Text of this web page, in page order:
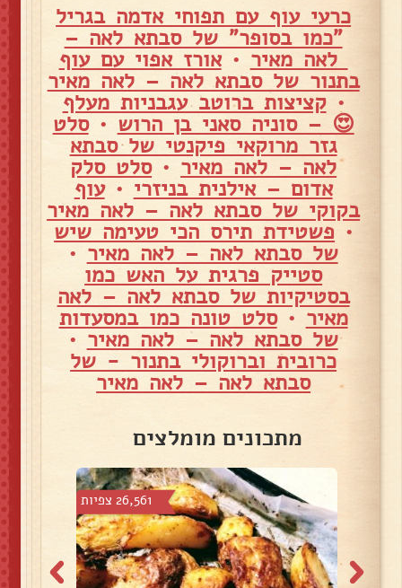
כרעי עוף עם תפוחי אדמה בגריל
"כמו בסופר" של סבתא לאה –
לאה מאיר •אורז אפוי עם עוף
בתנור של סבתא לאה – לאה מאיר
•קציצות ברוטב עגבניות מעלף
😍 – סוניה סאני בן הרוש •סלט
גזר מרוקאי פיקנטי של סבתא
לאה – לאה מאיר •סלט סלק
אדום – אילנית בניזרי •עוף
בקוקי של סבתא לאה – לאה מאיר
• פשטידת תירס הכי טעימה שיש
של סבתא לאה – לאה מאיר •
סטייק פרגית על האש כמו
בסטיקיות של סבתא לאה – לאה
מאיר •סלט טונה כמו במסעדות
של סבתא לאה – לאה מאיר •
כרובית וברוקולי בתנור - של
סבתא לאה – לאה מאיר
מתכונים מומלצים
26,561 צפיות